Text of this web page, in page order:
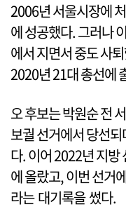
2006년 서울시장에
에 성공했다. 그러나
에서 지면서 중도 사
2020년 21대 총선에
오 후보는 박원순 전
보궐 선거에서 당선
다. 이어 2022년 지방
에 올랐고, 이번 선거
라는 대기록을 썼다.